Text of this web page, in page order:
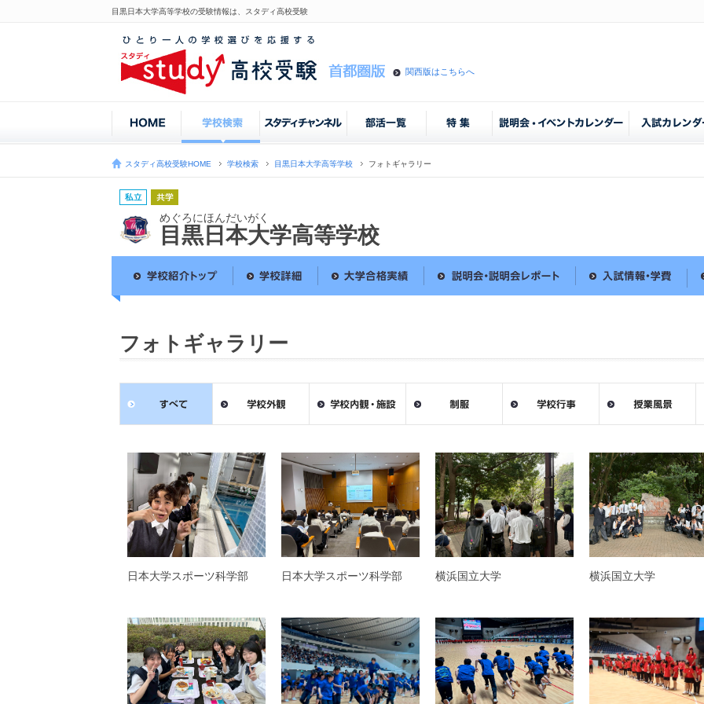
目黒日本大学高等学校の受験情報は、スタディ高校受験
関西版はこちらへ
スタディ高校受験HOME 学校検索 目黒日本大学高等学校 フォトギャラリー
めぐろにほんだいがく
目黒日本大学高等学校
フォトギャラリー
日本大学スポーツ科学部 日本大学スポーツ科学部 横浜国立大学 横浜国立大学